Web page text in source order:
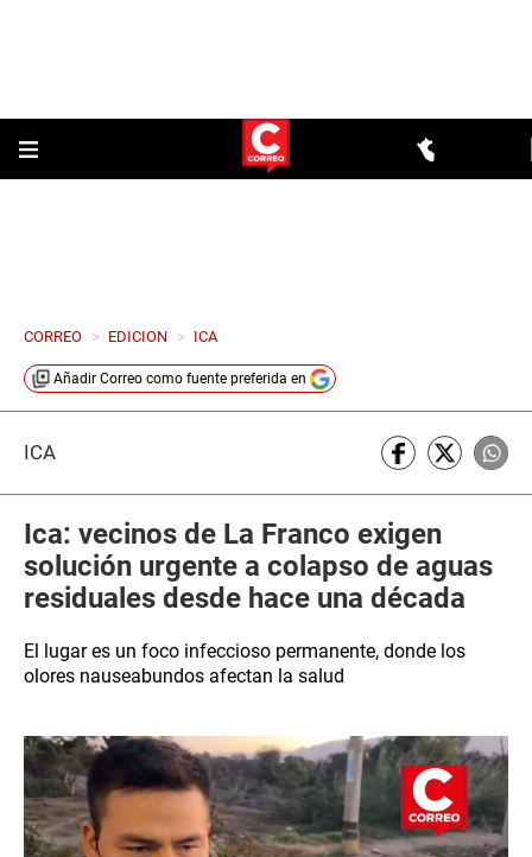
CORREO > EDICION > ICA
Añadir Correo como fuente preferida en
ICA
Ica: vecinos de La Franco exigen
solución urgente a colapso de aguas
residuales desde hace una década
El lugar es un foco infeccioso permanente, donde los
olores nauseabundos afectan la salud